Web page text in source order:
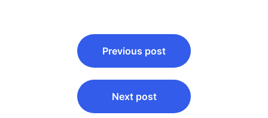
navigation
Previous post
Next post